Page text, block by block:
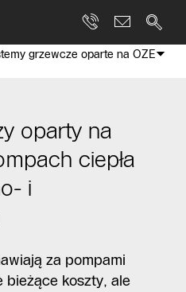
grzewcze oparte na OZE
oparty na
ciepła
i
za pompami
bieżące koszty, ale